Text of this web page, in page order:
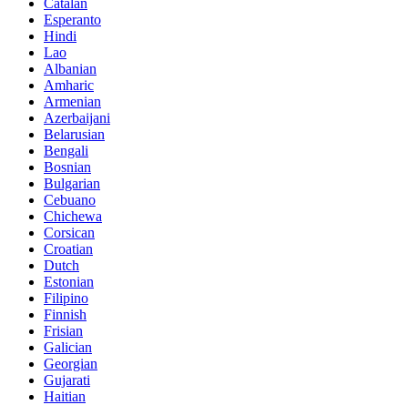
Esperanto
Hindi
Lao
Albanian
Amharic
Armenian
Azerbaijani
Belarusian
Bengali
Bosnian
Bulgarian
Cebuano
Chichewa
Corsican
Croatian
Dutch
Estonian
Filipino
Finnish
Frisian
Galician
Georgian
Gujarati
Haitian